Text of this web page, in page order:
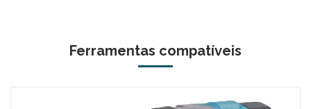
Ferramentas compatíveis